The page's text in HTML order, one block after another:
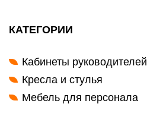
КАТЕГОРИИ
Кабинеты руководителей
Кресла и стулья
Мебель для персонала